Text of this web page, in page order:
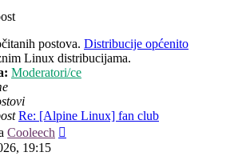
Distribucije općenito
Linux distribucijama.
Moderatori/ce
Re: [Alpine Linux] fan club
Cooleech
19:15